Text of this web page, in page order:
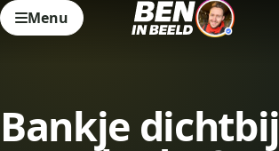
Menu
Bankje dichtbij